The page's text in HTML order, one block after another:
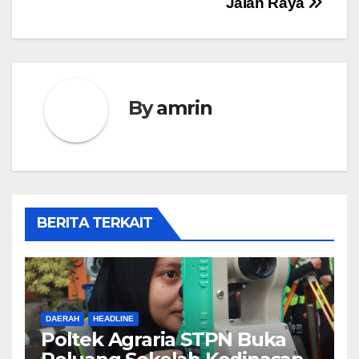
Byamrin
BERITA TERKAIT
DAERAH HEADLINE
Poltek Agraria STPN Buka